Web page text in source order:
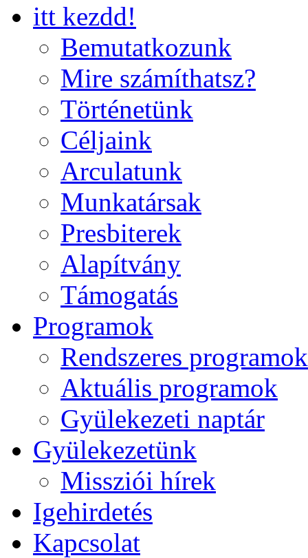
itt kezdd!
Bemutatkozunk
Mire számíthatsz?
Történetünk
Céljaink
Arculatunk
Munkatársak
Presbiterek
Alapítvány
Támogatás
Programok
Rendszeres programok
Aktuális programok
Gyülekezeti naptár
Gyülekezetünk
Missziói hírek
Igehirdetés
Kapcsolat